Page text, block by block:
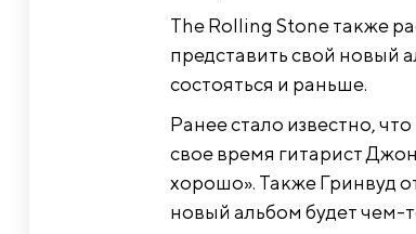
The Rolling Stone также
представить свой новый
состояться и раньше.
Ранее стало известно,
свое время гитарист
хорошо». Также Гринвуд
новый альбом будет чем-